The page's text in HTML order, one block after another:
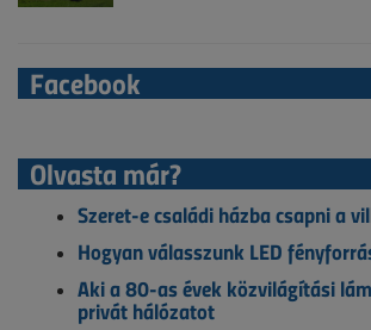
Facebook
Olvasta már?
Szeret-e családi házba csapni a
Hogyan válasszunk LED
Aki a 80-as évek közvilágítási
privát hálózatot